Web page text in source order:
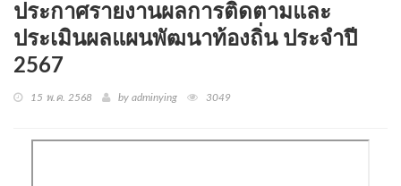
ประกาศรายงานผลการติดตามและ
ประเมินผลแผนพัฒนาท้องถิ่น ประจำปี
2567
15 พ.ค. 2568 by adminying 3049